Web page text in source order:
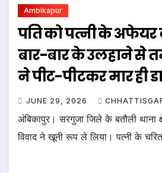
Ambikapur
पति को पत्नी के अफेयर
बार-बार के उलहाने से
ने पीट-पीटकर मार ही
JUNE 29, 2026
अंबिकापुर। सरगुजा जिले के बतौली थाना
विवाद ने खूनी रूप ले लिया। पत्नी के